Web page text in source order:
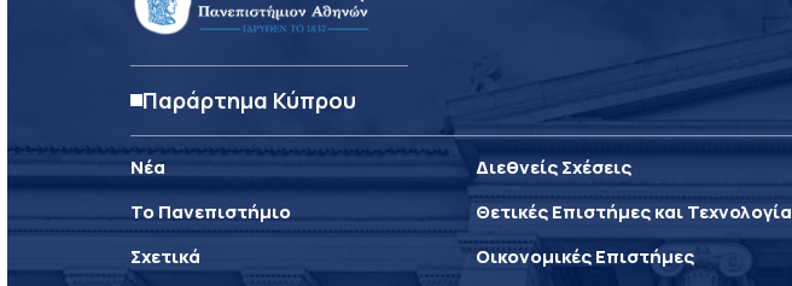
Παράρτημα Κύπρου
Νέα
Το Πανεπιστήμιο
Σχετικά
Διεθνείς Σχέσεις
Θετικές Επιστήμες και Τεχνολογία
Οικονομικές Επιστήμες